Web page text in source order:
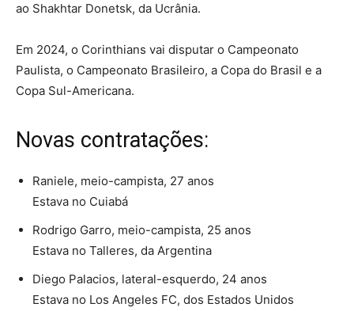
ao Shakhtar Donetsk, da Ucrânia.
Em 2024, o Corinthians vai disputar o Campeonato
Paulista, o Campeonato Brasileiro, a Copa do Brasil e a
Copa Sul-Americana.
Novas contratações:
Raniele, meio-campista, 27 anos
Estava no Cuiabá
Rodrigo Garro, meio-campista, 25 anos
Estava no Talleres, da Argentina
Diego Palacios, lateral-esquerdo, 24 anos
Estava no Los Angeles FC, dos Estados Unidos